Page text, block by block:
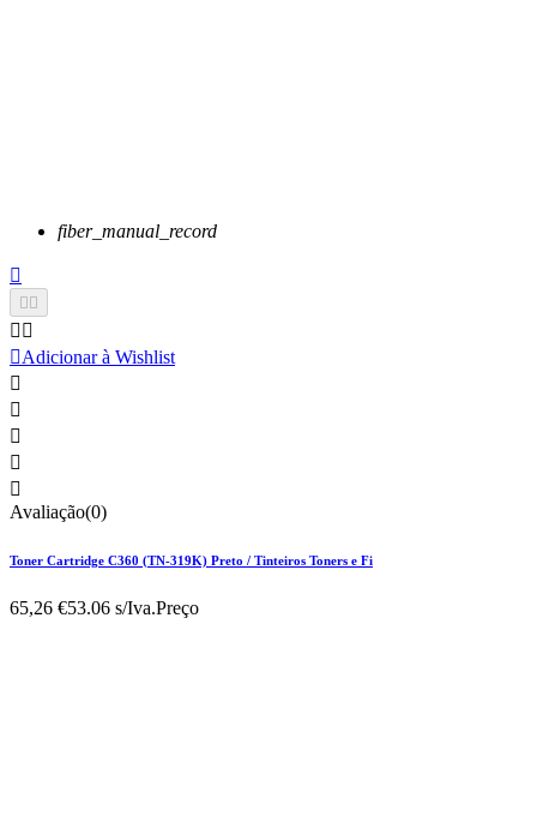
fiber_manual_record

 
 
Adicionar à Wishlist





Avaliação(0)
Toner Cartridge C360 (TN-319K) Preto / Tinteiros Toners e Fi
65,26 €53.06 s/Iva.Preço